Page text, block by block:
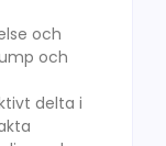
och
och
delta i